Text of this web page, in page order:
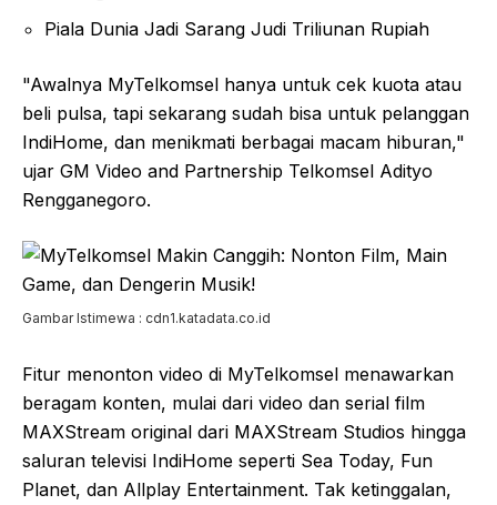
Piala Dunia Jadi Sarang Judi Triliunan Rupiah
"Awalnya MyTelkomsel hanya untuk cek kuota atau
beli pulsa, tapi sekarang sudah bisa untuk pelanggan
IndiHome, dan menikmati berbagai macam hiburan,"
ujar GM Video and Partnership Telkomsel Adityo
Rengganegoro.
Gambar Istimewa : cdn1.katadata.co.id
Fitur menonton video di MyTelkomsel menawarkan
beragam konten, mulai dari video dan serial film
MAXStream original dari MAXStream Studios hingga
saluran televisi IndiHome seperti Sea Today, Fun
Planet, dan Allplay Entertainment. Tak ketinggalan,